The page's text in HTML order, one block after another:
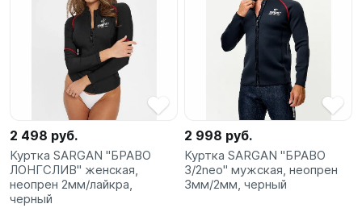
2 498 руб.
Куртка SARGAN "БРАВО
ЛОНГСЛИВ" женская,
неопрен 2мм/лайкра,
черный
2 998 руб.
Куртка SARGAN "БРАВО
3/2neo" мужская, неопрен
3мм/2мм, черный